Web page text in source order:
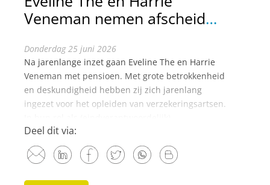
Veneman nemen afscheid
donderdag 25 juni 2026
Na jarenlange inzet gaan Eveline The en Harrie
Veneman met pensioen. Met grote betrokkenheid
en deskundigheid hebben zij zich jarenlang
ingezet voor het opleiden van verzekeringsartsen.
instituutsopleider...
Deel dit via: